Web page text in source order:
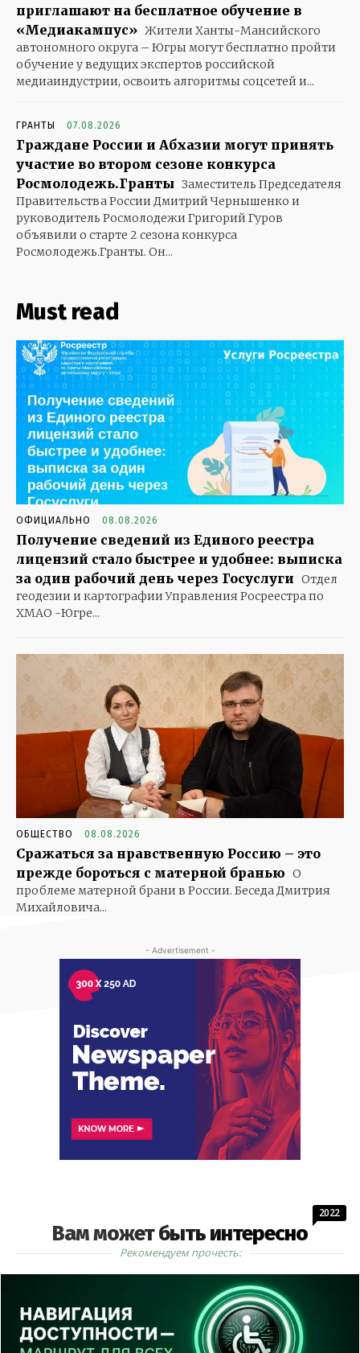
приглашают на бесплатное обучение в
«Медиакампус» Жители Ханты-Мансийского
автономного округа – Югры могут бесплатно пройти
обучение у ведущих экспертов российской
медиаиндустрии, освоить алгоритмы соцсетей и...
ГРАНТЫ 07.08.2026
Граждане России и Абхазии могут принять
участие во втором сезоне конкурса
Росмолодежь.Гранты Заместитель Председателя
Правительства России Дмитрий Чернышенко и
руководитель Росмолодежи Григорий Гуров
объявили о старте 2 сезона конкурса
Росмолодежь.Гранты. Он...
Must read
ОФИЦИАЛЬНО 08.08.2026
Получение сведений из Единого реестра
лицензий стало быстрее и удобнее: выписка
за один рабочий день через Госуслуги Отдел
геодезии и картографии Управления Росреестра по
ХМАО -Югре...
ОБЩЕСТВО 08.08.2026
Сражаться за нравственную Россию – это
прежде бороться с матерной бранью О
проблеме матерной брани в России. Беседа Дмитрия
Михайловича...
- Advertisement -
Вам может быть интересно
2022
Рекомендуем прочесть: